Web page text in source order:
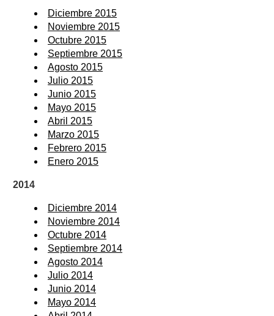
Diciembre 2015
Noviembre 2015
Octubre 2015
Septiembre 2015
Agosto 2015
Julio 2015
Junio 2015
Mayo 2015
Abril 2015
Marzo 2015
Febrero 2015
Enero 2015
2014
Diciembre 2014
Noviembre 2014
Octubre 2014
Septiembre 2014
Agosto 2014
Julio 2014
Junio 2014
Mayo 2014